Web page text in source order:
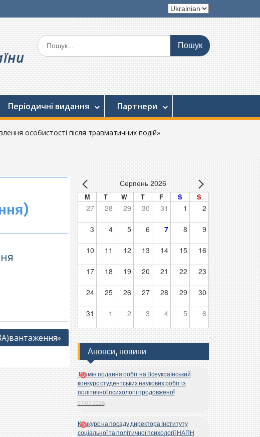
Вибрати
мову
Шукати:
Періодичні видання Партнери
особистості після травматичних подій»
Серпень 2026
M T W T F S S
27 28 29 30 31 1 2
3 4 5 6 7 8 9
10 11 12 13 14 15 16
17 18 19 20 21 22 23
24 25 26 27 28 29 30
31 1 2 3 4 5 6
Анонси, новини
Термін подання робіт на Всеукраїнський
конкурс студентських наукових робіт із
політичної психології продовжено!
07.07.2026
Конкурс на посаду директора Інституту
соціальної та політичної психології НАПН